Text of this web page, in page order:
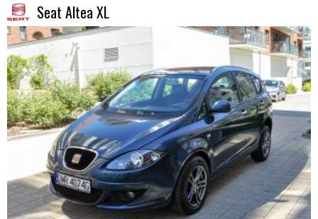
Seat Altea XL